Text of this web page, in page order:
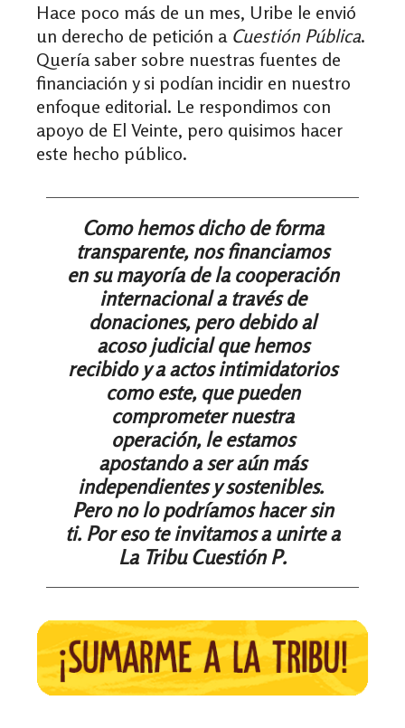
Hace poco más de un mes, Uribe le envió
un derecho de petición a Cuestión Pública.
Quería saber sobre nuestras fuentes de
financiación y si podían incidir en nuestro
enfoque editorial. Le respondimos con
apoyo de El Veinte, pero quisimos hacer
este hecho público.
Como hemos dicho de forma
transparente, nos financiamos
en su mayoría de la cooperación
internacional a través de
donaciones, pero debido al
acoso judicial que hemos
recibido y a actos intimidatorios
como este, que pueden
comprometer nuestra
operación, le estamos
apostando a ser aún más
independientes y sostenibles.
Pero no lo podríamos hacer sin
ti. Por eso te invitamos a unirte a
La Tribu Cuestión P.